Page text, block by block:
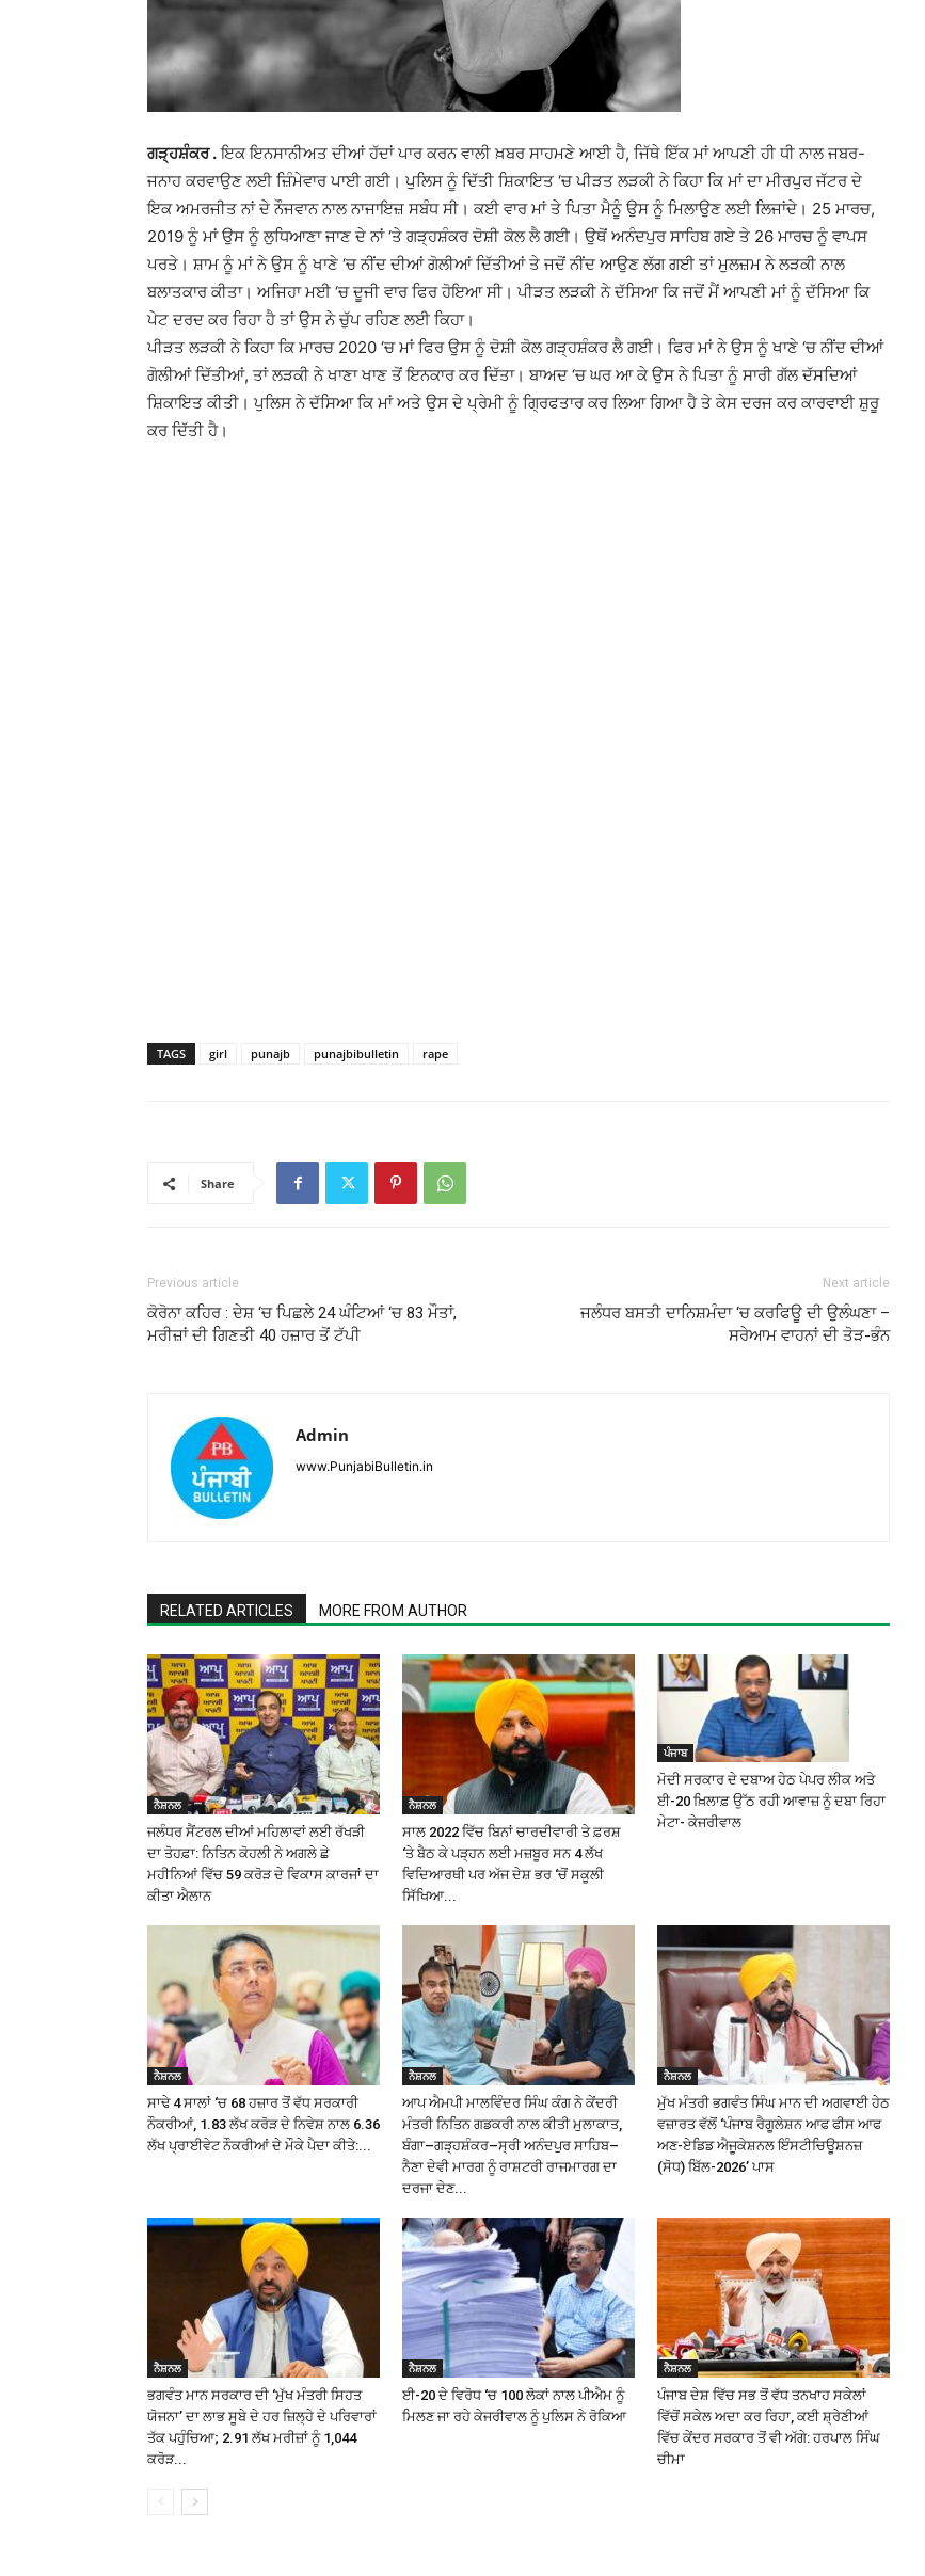
ਗੜ੍ਹਸ਼ੰਕਰ .ਇਕ ਇਨਸਾਨੀਅਤ ਦੀਆਂ ਹੱਦਾਂ ਪਾਰ ਕਰਨ ਵਾਲੀ ਖ਼ਬਰ ਸਾਹਮਣੇ ਆਈ ਹੈ, ਜਿੱਥੇ ਇੱਕ ਮਾਂ ਆਪਣੀ ਹੀ ਧੀ ਨਾਲ ਜਬਰ-
ਜਨਾਹ ਕਰਵਾਉਣ ਲਈ ਜ਼ਿੰਮੇਵਾਰ ਪਾਈ ਗਈ। ਪੁਲਿਸ ਨੂੰ ਦਿੱਤੀ ਸ਼ਿਕਾਇਤ ‘ਚ ਪੀੜਤ ਲੜਕੀ ਨੇ ਕਿਹਾ ਕਿ ਮਾਂ ਦਾ ਮੀਰਪੁਰ ਜੱਟਰ ਦੇ
ਇਕ ਅਮਰਜੀਤ ਨਾਂ ਦੇ ਨੌਜਵਾਨ ਨਾਲ ਨਾਜਾਇਜ਼ ਸਬੰਧ ਸੀ। ਕਈ ਵਾਰ ਮਾਂ ਤੇ ਪਿਤਾ ਮੈਨੂੰ ਉਸ ਨੂੰ ਮਿਲਾਉਣ ਲਈ ਲਿਜਾਂਦੇ। 25 ਮਾਰਚ,
2019 ਨੂੰ ਮਾਂ ਉਸ ਨੂੰ ਲੁਧਿਆਣਾ ਜਾਣ ਦੇ ਨਾਂ ‘ਤੇ ਗੜ੍ਹਸ਼ੰਕਰ ਦੋਸ਼ੀ ਕੋਲ ਲੈ ਗਈ। ਉਥੋਂ ਅਨੰਦਪੁਰ ਸਾਹਿਬ ਗਏ ਤੇ 26 ਮਾਰਚ ਨੂੰ ਵਾਪਸ
ਪਰਤੇ। ਸ਼ਾਮ ਨੂੰ ਮਾਂ ਨੇ ਉਸ ਨੂੰ ਖਾਣੇ ‘ਚ ਨੀਂਦ ਦੀਆਂ ਗੋਲੀਆਂ ਦਿੱਤੀਆਂ ਤੇ ਜਦੋਂ ਨੀਂਦ ਆਉਣ ਲੱਗ ਗਈ ਤਾਂ ਮੁਲਜ਼ਮ ਨੇ ਲੜਕੀ ਨਾਲ
ਬਲਾਤਕਾਰ ਕੀਤਾ। ਅਜਿਹਾ ਮਈ ‘ਚ ਦੂਜੀ ਵਾਰ ਫਿਰ ਹੋਇਆ ਸੀ। ਪੀੜਤ ਲੜਕੀ ਨੇ ਦੱਸਿਆ ਕਿ ਜਦੋਂ ਮੈਂ ਆਪਣੀ ਮਾਂ ਨੂੰ ਦੱਸਿਆ ਕਿ
ਪੇਟ ਦਰਦ ਕਰ ਰਿਹਾ ਹੈ ਤਾਂ ਉਸ ਨੇ ਚੁੱਪ ਰਹਿਣ ਲਈ ਕਿਹਾ।
ਪੀੜਤ ਲੜਕੀ ਨੇ ਕਿਹਾ ਕਿ ਮਾਰਚ 2020 ‘ਚ ਮਾਂ ਫਿਰ ਉਸ ਨੂੰ ਦੋਸ਼ੀ ਕੋਲ ਗੜ੍ਹਸ਼ੰਕਰ ਲੈ ਗਈ। ਫਿਰ ਮਾਂ ਨੇ ਉਸ ਨੂੰ ਖਾਣੇ ‘ਚ ਨੀਂਦ ਦੀਆਂ
ਗੋਲੀਆਂ ਦਿੱਤੀਆਂ, ਤਾਂ ਲੜਕੀ ਨੇ ਖਾਣਾ ਖਾਣ ਤੋਂ ਇਨਕਾਰ ਕਰ ਦਿੱਤਾ। ਬਾਅਦ ‘ਚ ਘਰ ਆ ਕੇ ਉਸ ਨੇ ਪਿਤਾ ਨੂੰ ਸਾਰੀ ਗੱਲ ਦੱਸਦਿਆਂ
ਸ਼ਿਕਾਇਤ ਕੀਤੀ। ਪੁਲਿਸ ਨੇ ਦੱਸਿਆ ਕਿ ਮਾਂ ਅਤੇ ਉਸ ਦੇ ਪ੍ਰੇਮੀ ਨੂੰ ਗ੍ਰਿਫਤਾਰ ਕਰ ਲਿਆ ਗਿਆ ਹੈ ਤੇ ਕੇਸ ਦਰਜ ਕਰ ਕਾਰਵਾਈ ਸ਼ੁਰੂ
ਕਰ ਦਿੱਤੀ ਹੈ।
TAGS girl punajb punajbibulletin rape
Share
Previous article
ਕੋਰੋਨਾ ਕਹਿਰ : ਦੇਸ਼ ‘ਚ ਪਿਛਲੇ 24 ਘੰਟਿਆਂ ‘ਚ 83 ਮੌਤਾਂ,
ਮਰੀਜ਼ਾਂ ਦੀ ਗਿਣਤੀ 40 ਹਜ਼ਾਰ ਤੋਂ ਟੱਪੀ
Next article
ਜਲੰਧਰ ਬਸਤੀ ਦਾਨਿਸ਼ਮੰਦਾ ‘ਚ ਕਰਫਿਊ ਦੀ ਉਲੰਘਣਾ –
ਸਰੇਆਮ ਵਾਹਨਾਂ ਦੀ ਤੋੜ-ਭੰਨ
Admin
www.PunjabiBulletin.in
RELATED ARTICLES MORE FROM AUTHOR
ਨੈਸ਼ਨਲ
ਜਲੰਧਰ ਸੈਂਟਰਲ ਦੀਆਂ ਮਹਿਲਾਵਾਂ ਲਈ ਰੱਖੜੀ
ਦਾ ਤੋਹਫ਼ਾ: ਨਿਤਿਨ ਕੋਹਲੀ ਨੇ ਅਗਲੇ ਛੇ
ਮਹੀਨਿਆਂ ਵਿੱਚ ₹59 ਕਰੋੜ ਦੇ ਵਿਕਾਸ ਕਾਰਜਾਂ ਦਾ
ਕੀਤਾ ਐਲਾਨ
ਨੈਸ਼ਨਲ
ਸਾਲ 2022 ਵਿੱਚ ਬਿਨਾਂ ਚਾਰਦੀਵਾਰੀ ਤੇ ਫ਼ਰਸ਼
‘ਤੇ ਬੈਠ ਕੇ ਪੜ੍ਹਨ ਲਈ ਮਜ਼ਬੂਰ ਸਨ 4 ਲੱਖ
ਵਿਦਿਆਰਥੀ ਪਰ ਅੱਜ ਦੇਸ਼ ਭਰ ‘ਚੋਂ ਸਕੂਲੀ
ਸਿੱਖਿਆ...
ਪੰਜਾਬ
ਮੋਦੀ ਸਰਕਾਰ ਦੇ ਦਬਾਅ ਹੇਠ ਪੇਪਰ ਲੀਕ ਅਤੇ
ਈ-20 ਖ਼ਿਲਾਫ਼ ਉੱਠ ਰਹੀ ਆਵਾਜ਼ ਨੂੰ ਦਬਾ ਰਿਹਾ
ਮੇਟਾ- ਕੇਜਰੀਵਾਲ
ਨੈਸ਼ਨਲ
ਸਾਢੇ 4 ਸਾਲਾਂ ‘ਚ 68 ਹਜ਼ਾਰ ਤੋਂ ਵੱਧ ਸਰਕਾਰੀ
ਨੌਕਰੀਆਂ, 1.83 ਲੱਖ ਕਰੋੜ ਦੇ ਨਿਵੇਸ਼ ਨਾਲ 6.36
ਲੱਖ ਪ੍ਰਾਈਵੇਟ ਨੌਕਰੀਆਂ ਦੇ ਮੌਕੇ ਪੈਦਾ ਕੀਤੇ:...
ਨੈਸ਼ਨਲ
ਆਪ ਐਮਪੀ ਮਾਲਵਿੰਦਰ ਸਿੰਘ ਕੰਗ ਨੇ ਕੇਂਦਰੀ
ਮੰਤਰੀ ਨਿਤਿਨ ਗਡਕਰੀ ਨਾਲ ਕੀਤੀ ਮੁਲਾਕਾਤ,
ਬੰਗਾ–ਗੜ੍ਹਸ਼ੰਕਰ–ਸ੍ਰੀ ਅਨੰਦਪੁਰ ਸਾਹਿਬ–
ਨੈਣਾ ਦੇਵੀ ਮਾਰਗ ਨੂੰ ਰਾਸ਼ਟਰੀ ਰਾਜਮਾਰਗ ਦਾ
ਦਰਜਾ ਦੇਣ...
ਨੈਸ਼ਨਲ
ਮੁੱਖ ਮੰਤਰੀ ਭਗਵੰਤ ਸਿੰਘ ਮਾਨ ਦੀ ਅਗਵਾਈ ਹੇਠ
ਵਜ਼ਾਰਤ ਵੱਲੋਂ ‘ਪੰਜਾਬ ਰੈਗੂਲੇਸ਼ਨ ਆਫ ਫੀਸ ਆਫ
ਅਣ-ਏਡਿਡ ਐਜੂਕੇਸ਼ਨਲ ਇੰਸਟੀਚਿਊਸ਼ਨਜ਼
(ਸੋਧ) ਬਿੱਲ-2026’ ਪਾਸ
ਨੈਸ਼ਨਲ
ਭਗਵੰਤ ਮਾਨ ਸਰਕਾਰ ਦੀ ‘ਮੁੱਖ ਮੰਤਰੀ ਸਿਹਤ
ਯੋਜਨਾ’ ਦਾ ਲਾਭ ਸੂਬੇ ਦੇ ਹਰ ਜ਼ਿਲ੍ਹੇ ਦੇ ਪਰਿਵਾਰਾਂ
ਤੱਕ ਪਹੁੰਚਿਆ; 2.91 ਲੱਖ ਮਰੀਜ਼ਾਂ ਨੂੰ ₹1,044
ਕਰੋੜ...
ਨੈਸ਼ਨਲ
ਈ-20 ਦੇ ਵਿਰੋਧ ‘ਚ 100 ਲੋਕਾਂ ਨਾਲ ਪੀਐਮ ਨੂੰ
ਮਿਲਣ ਜਾ ਰਹੇ ਕੇਜਰੀਵਾਲ ਨੂੰ ਪੁਲਿਸ ਨੇ ਰੋਕਿਆ
ਨੈਸ਼ਨਲ
ਪੰਜਾਬ ਦੇਸ਼ ਵਿੱਚ ਸਭ ਤੋਂ ਵੱਧ ਤਨਖਾਹ ਸਕੇਲਾਂ
ਵਿੱਚੋਂ ਸਕੇਲ ਅਦਾ ਕਰ ਰਿਹਾ, ਕਈ ਸ਼੍ਰੇਣੀਆਂ
ਵਿੱਚ ਕੇਂਦਰ ਸਰਕਾਰ ਤੋਂ ਵੀ ਅੱਗੇ: ਹਰਪਾਲ ਸਿੰਘ
ਚੀਮਾ